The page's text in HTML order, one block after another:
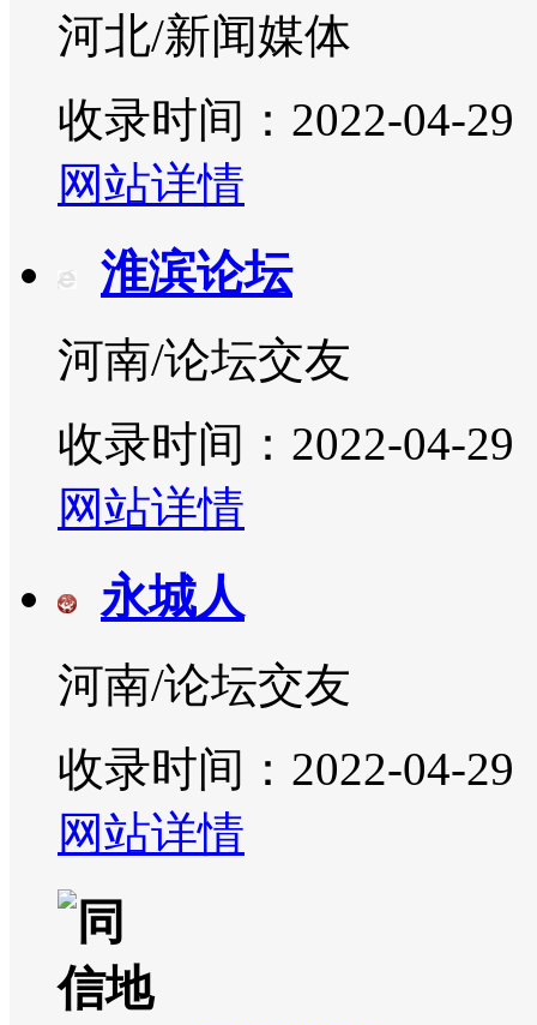
河北/新闻媒体
收录时间：2022-04-29
网站详情
淮滨论坛
河南/论坛交友
收录时间：2022-04-29
网站详情
永城人
河南/论坛交友
收录时间：2022-04-29
网站详情